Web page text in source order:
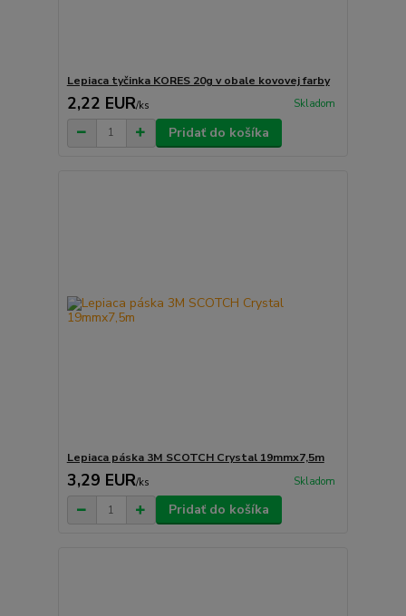
Lepiaca tyčinka KORES 20g v obale kovovej farby
2,22 EUR/ks Skladom
Pridať do košíka
Lepiaca páska 3M SCOTCH Crystal 19mmx7,5m
3,29 EUR/ks Skladom
Pridať do košíka